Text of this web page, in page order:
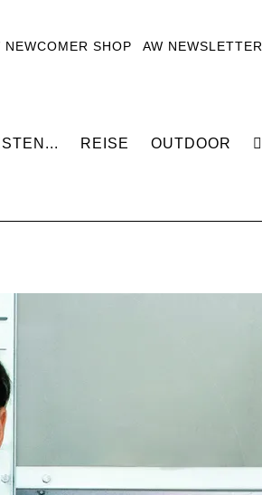
NEWCOMER SHOP AW NEWSLETTER
REISE OUTDOOR